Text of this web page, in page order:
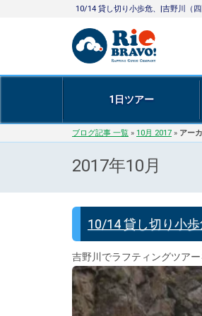
10/14 貸し切り小歩危、|吉野川（
1日ツアー
ブログ記事 一覧 » 10月 2017 » アー
2017年10月
10/14 貸し切り小歩
吉野川でラフティングツア